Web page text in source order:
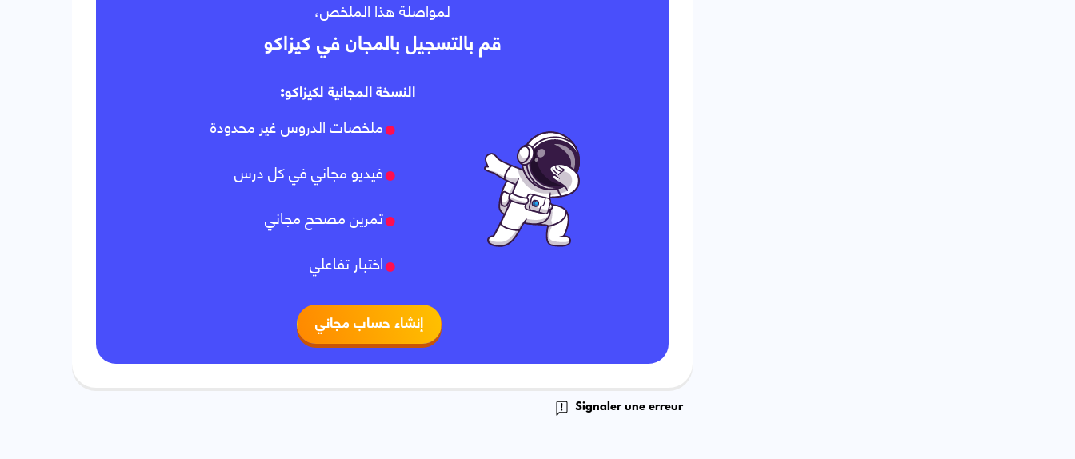
لمواصلة هذا الملخص،
قم بالتسجيل بالمجان في كيزاكو
النسخة المجانية لكيزاكو:
ملخصات الدروس غير محدودة
فيديو مجاني في كل درس
تمرين مصحح مجاني
اختبار تفاعلي
إنشاء حساب مجاني
Signaler une erreur